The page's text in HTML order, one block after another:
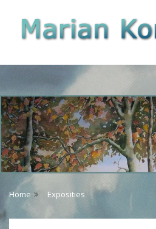
content
Home Exposities